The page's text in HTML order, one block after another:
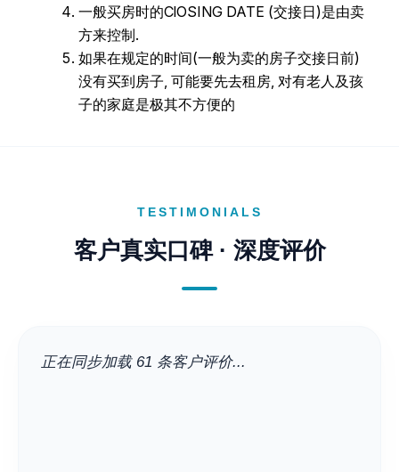
一般买房时的ClOSING DATE (交接日)是由卖
方来控制.
如果在规定的时间(一般为卖的房子交接日前)
没有买到房子, 可能要先去租房, 对有老人及孩
子的家庭是极其不方便的
TESTIMONIALS
客户真实口碑 · 深度评价
正在同步加载 61 条客户评价...